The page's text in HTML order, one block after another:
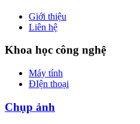
Giới thiệu
Liên hệ
Khoa học công nghệ
Máy tính
ĐIện thoại
Chụp ảnh